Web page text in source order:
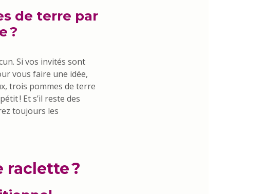
de terre par
?
Si vos invités sont
vous faire une idée,
trois pommes de terre
! Et s’il reste des
toujours les
raclette ?